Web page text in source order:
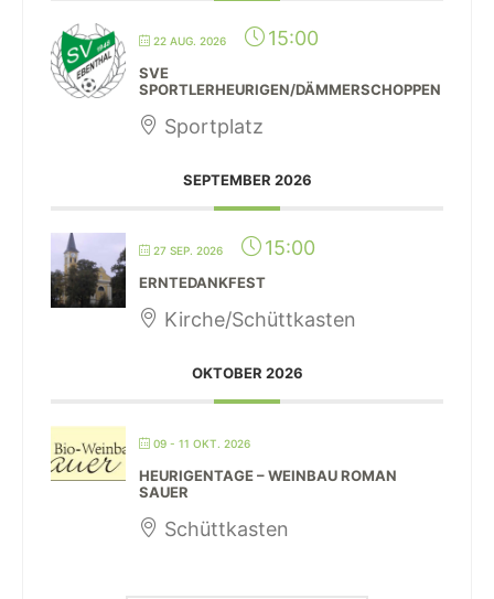
22 AUG. 2026 15:00
SVE
SPORTLERHEURIGEN/DÄMMERSCHOPPEN
Sportplatz
SEPTEMBER 2026
27 SEP. 2026 15:00
ERNTEDANKFEST
Kirche/Schüttkasten
OKTOBER 2026
09 - 11 OKT. 2026
HEURIGENTAGE – WEINBAU ROMAN
SAUER
Schüttkasten